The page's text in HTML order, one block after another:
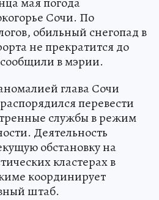
Сочи. По
обильный снегопад в
не прекратится до
в мэрии.
глава Сочи
перевести
службы в режим
Деятельность
обстановку на
кластерах в
координирует
штаб.